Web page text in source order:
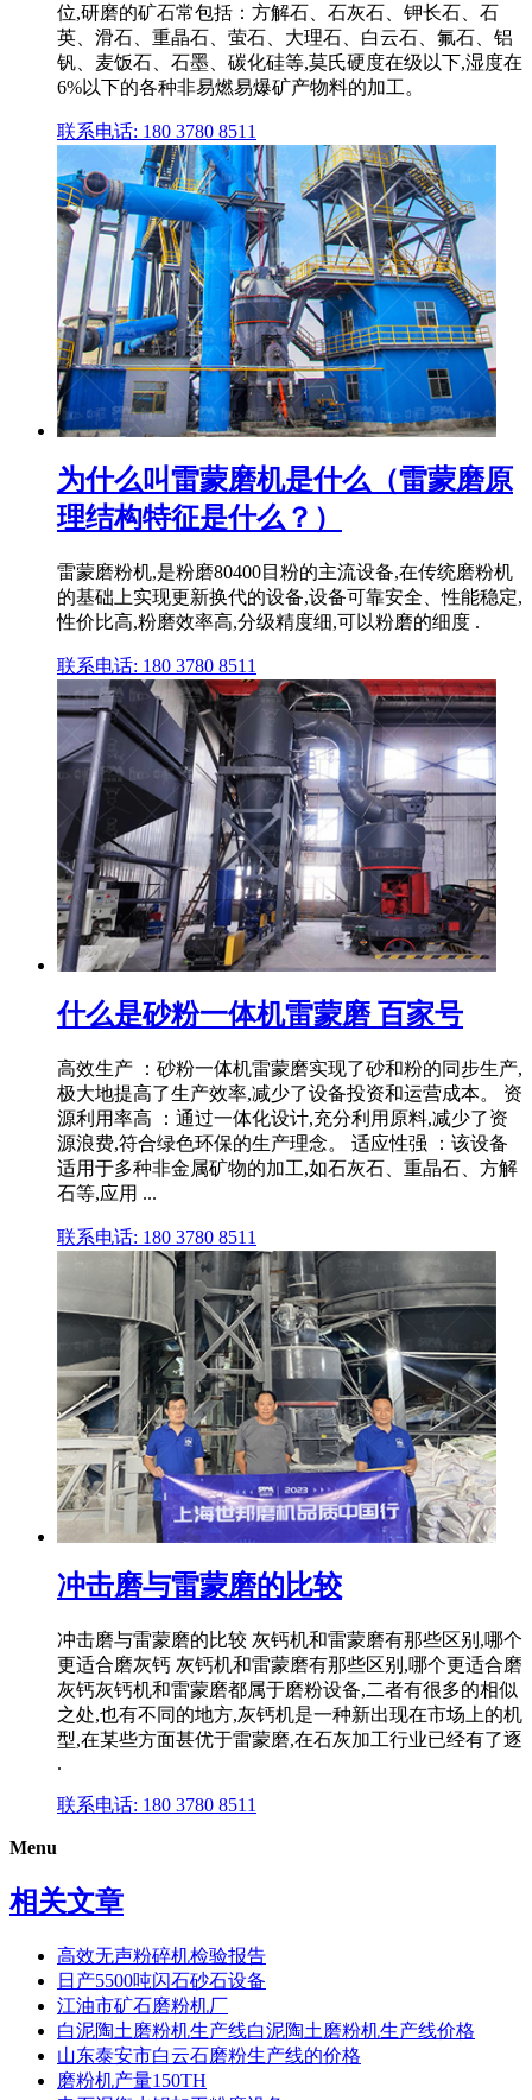
位,研磨的矿石常包括：方解石、石灰石、钾长石、石
英、滑石、重晶石、萤石、大理石、白云石、氟石、铝
钒、麦饭石、石墨、碳化硅等,莫氏硬度在级以下,湿度在
6%以下的各种非易燃易爆矿产物料的加工。
联系电话: 180 3780 8511
为什么叫雷蒙磨机是什么（雷蒙磨原
理结构特征是什么？）
雷蒙磨粉机,是粉磨80400目粉的主流设备,在传统磨粉机
的基础上实现更新换代的设备,设备可靠安全、性能稳定,
性价比高,粉磨效率高,分级精度细,可以粉磨的细度 .
联系电话: 180 3780 8511
什么是砂粉一体机雷蒙磨 百家号
高效生产 ：砂粉一体机雷蒙磨实现了砂和粉的同步生产,
极大地提高了生产效率,减少了设备投资和运营成本。 资
源利用率高 ：通过一体化设计,充分利用原料,减少了资
源浪费,符合绿色环保的生产理念。 适应性强 ：该设备
适用于多种非金属矿物的加工,如石灰石、重晶石、方解
石等,应用 ...
联系电话: 180 3780 8511
冲击磨与雷蒙磨的比较
冲击磨与雷蒙磨的比较 灰钙机和雷蒙磨有那些区别,哪个
更适合磨灰钙 灰钙机和雷蒙磨有那些区别,哪个更适合磨
灰钙灰钙机和雷蒙磨都属于磨粉设备,二者有很多的相似
之处,也有不同的地方,灰钙机是一种新出现在市场上的机
型,在某些方面甚优于雷蒙磨,在石灰加工行业已经有了逐
.
联系电话: 180 3780 8511
Menu
相关文章
高效无声粉碎机检验报告
日产5500吨闪石砂石设备
江油市矿石磨粉机厂
白泥陶土磨粉机生产线白泥陶土磨粉机生产线价格
山东泰安市白云石磨粉生产线的价格
磨粉机产量150TH